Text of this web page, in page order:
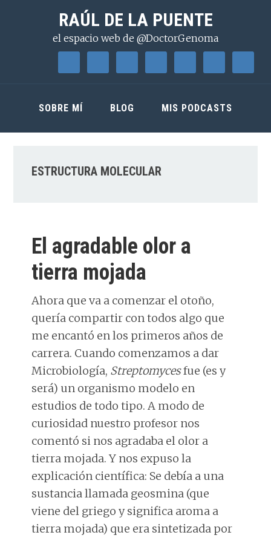
contenido
RAÚL DE LA PUENTE
el espacio web de @DoctorGenoma
SOBRE MÍ BLOG MIS PODCASTS
ESTRUCTURA MOLECULAR
El agradable olor a
tierra mojada
Ahora que va a comenzar el otoño,
quería compartir con todos algo que
me encantó en los primeros años de
carrera. Cuando comenzamos a dar
Microbiología, Streptomycesfue (es y
será) un organismo modelo en
estudios de todo tipo. A modo de
curiosidad nuestro profesor nos
comentó si nos agradaba el olor a
tierra mojada. Y nos expuso la
explicación científica: Se debía a una
sustancia llamada geosmina (que
viene del griego y significa aroma a
tierra mojada) que era sintetizada por